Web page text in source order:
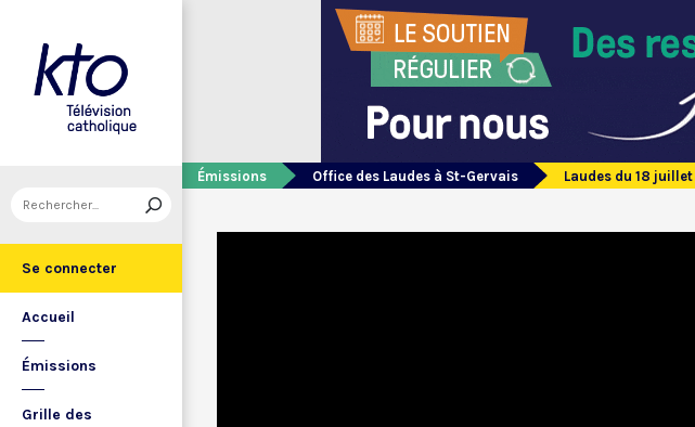
Se connecter
Accueil
Émissions
Grille des
Émissions Office des Laudes à St-Gervais Laudes du 18 juillet